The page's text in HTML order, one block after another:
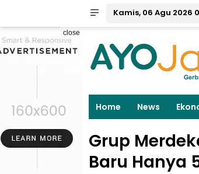
Kamis, 06 Agu 2026
close
Home News
Grup
Baru Hanya